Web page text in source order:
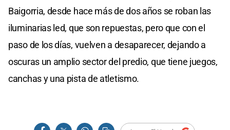
Baigorria, desde hace más de dos años se roban las
iluminarias led, que son repuestas, pero que con el
paso de los días, vuelven a desaparecer, dejando a
oscuras un amplio sector del predio, que tiene juegos,
canchas y una pista de atletismo.